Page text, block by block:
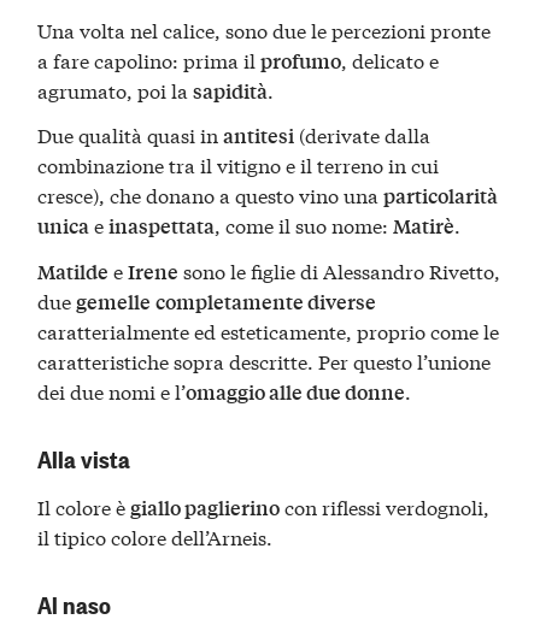
Una volta nel calice, sono due le percezioni pronte
a fare capolino: prima ilprofumo, delicato e
agrumato, poi lasapidità.
Due qualità quasi inantitesi (derivate dalla
combinazione tra il vitigno e il terreno in cui
cresce), che donano a questo vino unaparticolarità
unicaeinaspettata, come il suo nome: Matirè.
Matilde eIrene sono le figlie di Alessandro Rivetto,
duegemelle completamente diverse
caratterialmente ed esteticamente, proprio come le
caratteristiche sopra descritte. Per questo l’unione
dei due nomi e l’omaggio alle due donne.
Alla vista
Il colore ègiallo paglierinocon riflessi verdognoli,
il tipico colore dell’Arneis.
Al naso